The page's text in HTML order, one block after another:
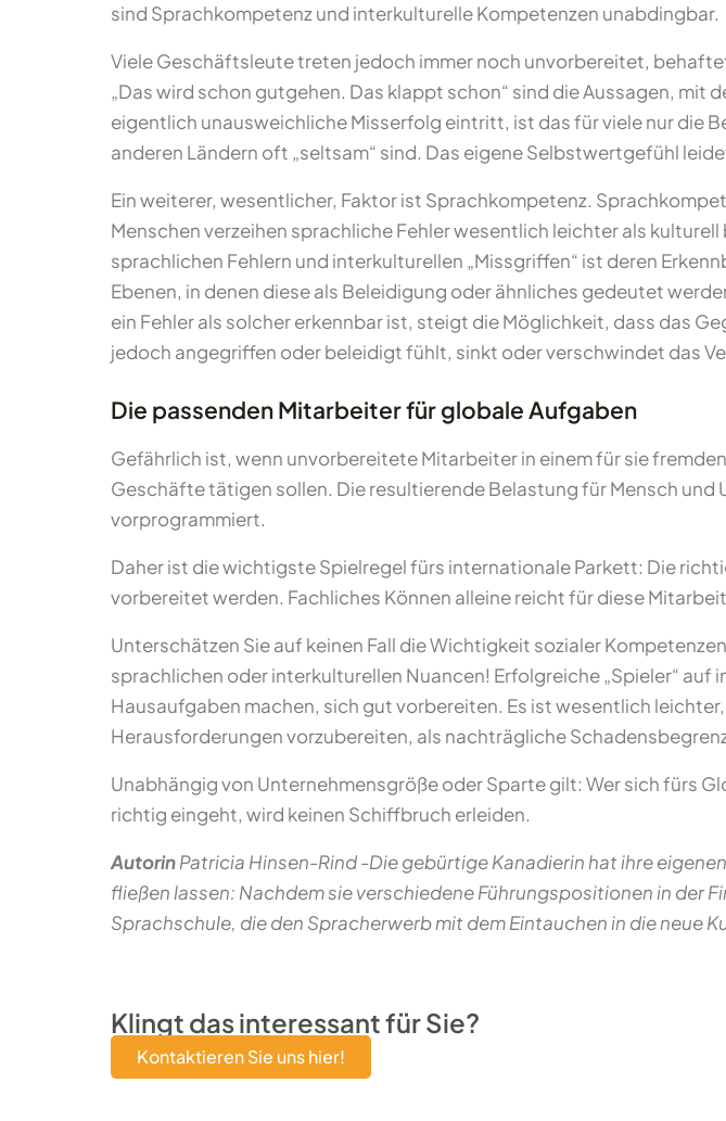
sind Sprachkompetenz und interkulturelle Kompetenzen unabdingbar.
Viele Geschäftsleute treten jedoch immer noch unvorbereitet,
„Das wird schon gutgehen. Das klappt schon“ sind die Aussagen, mit
eigentlich unausweichliche Misserfolg eintritt, ist das für viele nur die
anderen Ländern oft „seltsam“ sind. Das eigene Selbstwertgefühl
Ein weiterer, wesentlicher, Faktor ist Sprachkompetenz.
Menschen verzeihen sprachliche Fehler wesentlich leichter als
sprachlichen Fehlern und interkulturellen „Missgriffen“ ist deren
Ebenen, in denen diese als Beleidigung oder ähnliches gedeutet
ein Fehler als solcher erkennbar ist, steigt die Möglichkeit, dass das
jedoch angegriffen oder beleidigt fühlt, sinkt oder verschwindet das
Die passenden Mitarbeiter für globale Aufgaben
Gefährlich ist, wenn unvorbereitete Mitarbeiter in einem für sie
Geschäfte tätigen sollen. Die resultierende Belastung für Mensch
vorprogrammiert.
Daher ist die wichtigste Spielregel fürs internationale Parkett: Die
vorbereitet werden. Fachliches Können alleine reicht für diese
Unterschätzen Sie auf keinen Fall die Wichtigkeit sozialer
sprachlichen oder interkulturellen Nuancen! Erfolgreiche „Spieler“
Hausaufgaben machen, sich gut vorbereiten. Es ist wesentlich
Herausforderungen vorzubereiten, als nachträgliche
Unabhängig von Unternehmensgröße oder Sparte gilt: Wer sich fürs
richtig eingeht, wird keinen Schiffbruch erleiden.
AutorinPatricia Hinsen-Rind -Die gebürtige Kanadierin hat ihre
fließen lassen: Nachdem sie verschiedene Führungspositionen in der
Sprachschule, die den Spracherwerb mit dem Eintauchen in die neue
Klingt das interessant für Sie?
Kontaktieren Sie uns hier!